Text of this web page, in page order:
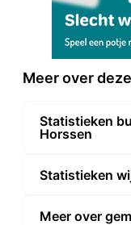
Meer over
Statistieken
Horssen
Statistieken
Meer over